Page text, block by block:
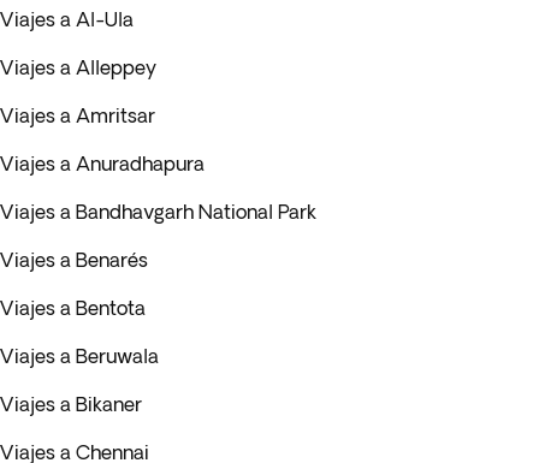
Viajes a Al-Ula
Viajes a Alleppey
Viajes a Amritsar
Viajes a Anuradhapura
Viajes a Bandhavgarh National Park
Viajes a Benarés
Viajes a Bentota
Viajes a Beruwala
Viajes a Bikaner
Viajes a Chennai